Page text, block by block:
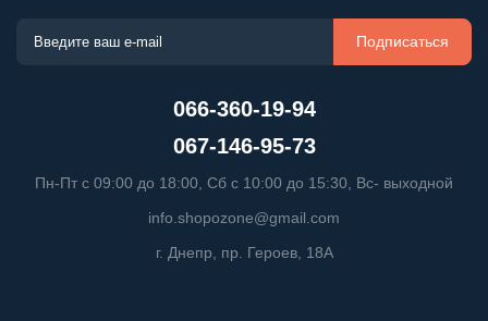
Подписаться
066-360-19-94
067-146-95-73
Пн-Пт с 09:00 до 18:00, Сб с 10:00 до 15:30, Вс- выходной
info.shopozone@gmail.com
г. Днепр, пр. Героев, 18А